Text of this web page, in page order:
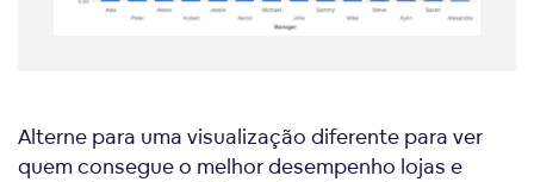
Alterne para uma visualização diferente para ver
quem consegue o melhor desempenho lojas e